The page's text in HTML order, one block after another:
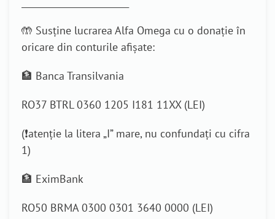
🤲 Susține lucrarea Alfa Omega cu o donație în
oricare din conturile afișate:
🏦 Banca Transilvania
RO37 BTRL 0360 1205 I181 11XX (LEI)
(❗atenție la litera „I” mare, nu confundați cu cifra
1)
🏦 EximBank
RO50 BRMA 0300 0301 3640 0000 (LEI)